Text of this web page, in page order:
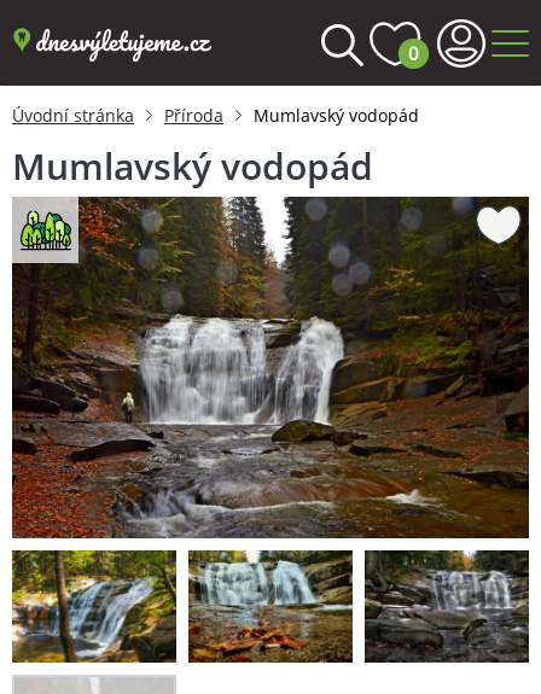
0
Úvodní stránka Příroda Mumlavský vodopád
Mumlavský vodopád